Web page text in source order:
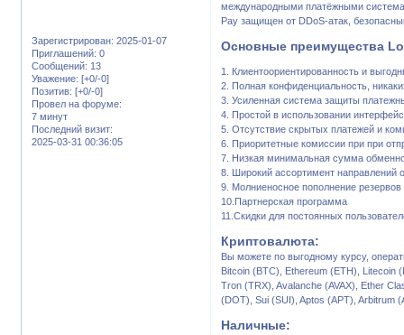
Зарегистрирован: 2025-01-07
Приглашений: 0
Сообщений: 13
Уважение: [+0/-0]
Позитив: [+0/-0]
Провел на форуме:
7 минут
Последний визит:
2025-03-31 00:36:05
международными платёжными
Pay защищен от DDoS-атак,
Основные преимущества
1. Клиентоориентированность и
2. Полная конфиденциальность,
3. Усиленная система защиты
4. Простой в использовании
5. Отсутствие скрытых платежей и
6. Приоритетные комиссии при при
7. Низкая минимальная сумма
8. Широкий ассортимент направлений
9. Молниеносное пополнение резервов
10.Партнерская программа
11.Скидки для постоянных
Криптовалюта:
Вы можете по выгодному курсу,
Bitcoin (BTC), Ethereum (ETH), Litecoin
Tron (TRX), Avalanche (AVAX), Ether
(DOT), Sui (SUI), Aptos (APT), Arbitrum
Наличные: